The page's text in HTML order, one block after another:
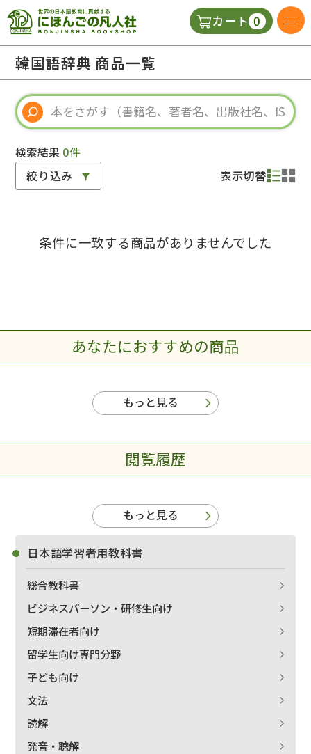
カート 0
視聴覚・補助教材
教師用参考書
韓国語辞典 商品一覧
検索結果 0件
絞り込み 表示切替
条件に一致する商品がありませんでした
あなたにおすすめの商品
もっと見る
閲覧履歴
もっと見る
日本語学習者用教科書
総合教科書
ビジネスパーソン・研修生向け
短期滞在者向け
留学生向け専門分野
子ども向け
文法
読解
発音・聴解